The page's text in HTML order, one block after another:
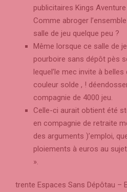
publicitaires Kings
Comme abroger
salle de jeu quelque peu ?
Même lorsque ce salle de
pourboire sans dépôt pès
lequel’le mec invite à
couleur solde , !
compagnie de 4000 jeu.
Celle-ci aurait obtient été
en compagnie de retraite
des arguments )’emploi,
ploiements à euros au
».
trente Espaces Sans Dépôtau –